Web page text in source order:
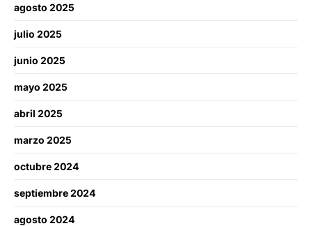
agosto 2025
julio 2025
junio 2025
mayo 2025
abril 2025
marzo 2025
octubre 2024
septiembre 2024
agosto 2024